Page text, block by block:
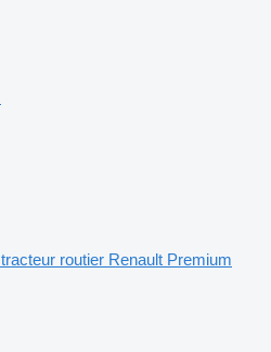
tracteur routier Renault Premium